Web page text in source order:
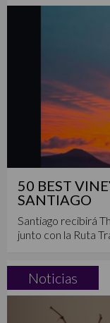
50 BEST
SANTIAGO
Santiago recibirá
junto con la Ruta
Noticias